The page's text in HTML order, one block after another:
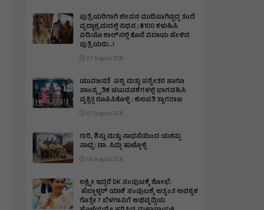
ಪುತ್ರಿಯರಿಗಾಗಿ ಜೀವನ ಮುಡಿಪಾಗಿಟ್ಟಿದ್ದ ತಂದೆ
ವೃದ್ಧಾಶ್ರಮದಲ್ಲಿ ನಿಧನ ; ₹5100 ಕಳುಹಿಸಿ
ವಿಡಿಯೊ ಕಾಲ್‌ನಲ್ಲಿ ಕೊನೆ ವಿದಾಯ ಹೇಳಿದ
ಪುತ್ರಿಯರು...!
07 August 2026
ಯುವಜನತೆ ಪಠ್ಯ ಮತ್ತು ಪಠ್ಯೇತರ ಹಾಗೂ
ಸಾಂಸ್ಕೃತಿಕ ಚಟುವಟಿಕೆಗಳಲ್ಲಿ ಭಾಗವಹಿಸಿ
ವ್ಯಕ್ತಿತ್ವ ರೂಪಿಸಿಕೊಳ್ಳಿ : ಕುಲಪತಿ ತ್ಯಾಗರಾಜ
07 August 2026
ಗುರಿ, ಶಿಸ್ತು ಮತ್ತು ಸಾಧನೆಯಿಂದ ಯಶಸ್ಸು
ಸಾಧ್ಯ: ಡಾ. ಸಿದ್ದು ಹುಲ್ಲೊಳ್ಳಿ
06 August 2026
ಲಕ್ಷ್ಮೀ ಇದ್ದರೆ DK ಸಂಪುಟಕ್ಕೆ ಶೋಭೆ:
ಹೆಬ್ಬಾಳ್ಕರ್ ಯಾಕೆ ಸಂಪುಟಕ್ಕೆ ಅತ್ಯಂತ ಅವಶ್ಯಕ
ಗೊತ್ತೇ ? ಬೆಳಗಾವಿಗೆ ಅಭಿವೃದ್ಧಿಯ